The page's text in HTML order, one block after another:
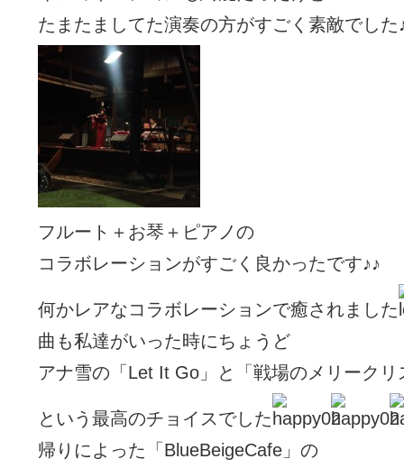
たまたましてた演奏の方がすごく素敵でした
フルート＋お琴＋ピアノの
コラボレーションがすごく良かったです♪♪
何かレアなコラボレーションで癒されました
曲も私達がいった時にちょうど
アナ雪の「Let It Go」と「戦場のメリークリ
という最高のチョイスでした
帰りによった「BlueBeigeCafe」の